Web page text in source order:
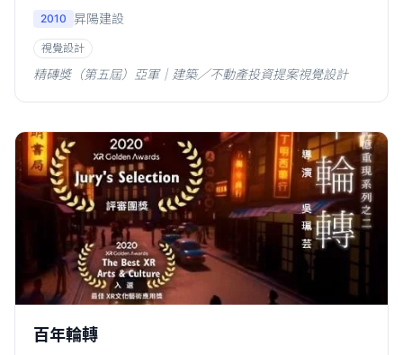
2010 昇陽建設
視覺設計
精磚獎（第五屆）亞軍｜建築／不動產投資提案視覺設計
百年輪轉